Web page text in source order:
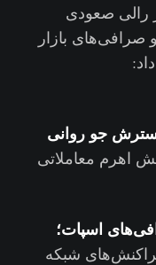
رالی صعودی
صرافی‌های بازار
جو روانی
اهرم معاملاتی
اسپات؛
شبکه